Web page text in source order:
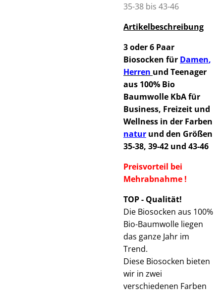
35-38 bis 43-46
Artikelbeschreibung
3 oder 6 Paar
Biosocken für Damen,
Herren und Teenager
aus 100% Bio
Baumwolle KbA für
Business, Freizeit und
Wellness in der Farben
natur und den Größen
35-38, 39-42 und 43-46
Preisvorteil bei
Mehrabnahme !
TOP - Qualität!
Die Biosocken aus 100%
Bio-Baumwolle liegen
das ganze Jahr im
Trend.
Diese Biosocken bieten
wir in zwei
verschiedenen Farben